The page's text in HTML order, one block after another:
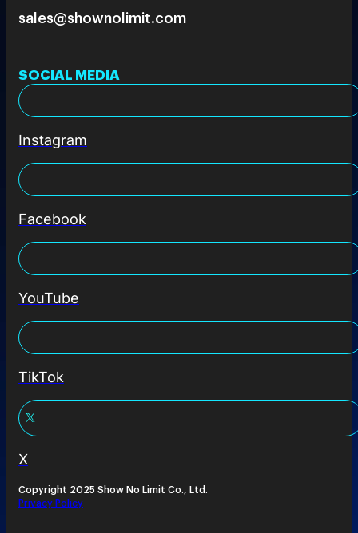
sales@shownolimit.com
SOCIAL MEDIA
Instagram
Facebook
YouTube
TikTok
X
Copyright 2025 Show No Limit Co., Ltd.
Privacy Policy